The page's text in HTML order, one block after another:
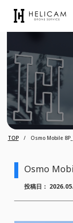
TOP Osmo Mobile
Osmo
投稿日：